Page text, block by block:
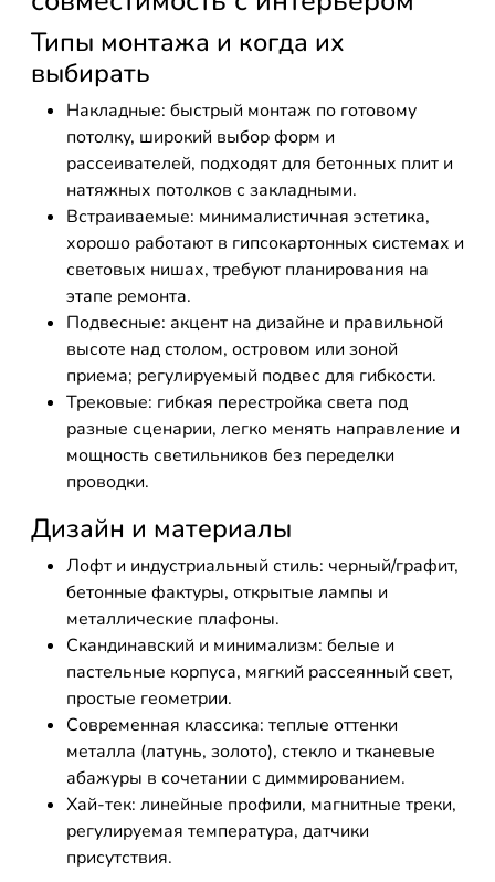
Типы монтажа и когда их
выбирать
Накладные: быстрый монтаж по готовому
потолку, широкий выбор форм и
рассеивателей, подходят для бетонных плит и
натяжных потолков с закладными.
Встраиваемые: минималистичная эстетика,
хорошо работают в гипсокартонных системах и
световых нишах, требуют планирования на
этапе ремонта.
Подвесные: акцент на дизайне и правильной
высоте над столом, островом или зоной
приема; регулируемый подвес для гибкости.
Трековые: гибкая перестройка света под
разные сценарии, легко менять направление и
мощность светильников без переделки
проводки.
Дизайн и материалы
Лофт и индустриальный стиль: черный/графит,
бетонные фактуры, открытые лампы и
металлические плафоны.
Скандинавский и минимализм: белые и
пастельные корпуса, мягкий рассеянный свет,
простые геометрии.
Современная классика: теплые оттенки
металла (латунь, золото), стекло и тканевые
абажуры в сочетании с диммированием.
Хай-тек: линейные профили, магнитные треки,
регулируемая температура, датчики
присутствия.